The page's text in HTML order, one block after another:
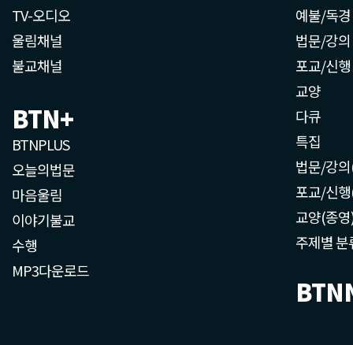
TV-오디오
울림채널
불교채널
BTN+
BTNPLUS
오늘의법문
마음울림
이야기불교
수행
MP3다운로드
예불/독경
법문/강의
포교/신행
교양
다큐
특집
법문/강
포교/신
교양(종
주제별 분